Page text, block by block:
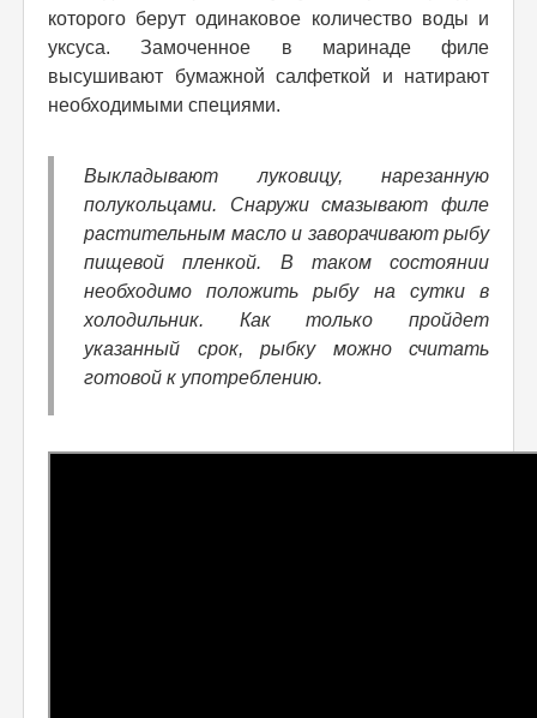
которого берут одинаковое количество воды и
уксуса. Замоченное в маринаде филе
высушивают бумажной салфеткой и натирают
необходимыми специями.
Выкладывают луковицу, нарезанную
полукольцами. Снаружи смазывают филе
растительным масло и заворачивают рыбу
пищевой пленкой. В таком состоянии
необходимо положить рыбу на сутки в
холодильник. Как только пройдет
указанный срок, рыбку можно считать
готовой к употреблению.